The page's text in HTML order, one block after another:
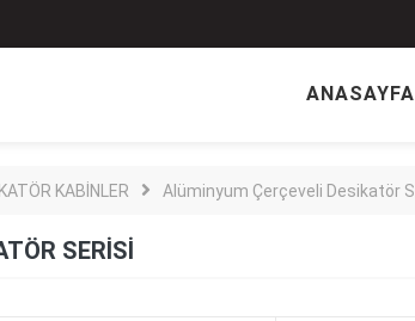
ANASAYFA
KABİNLER Alüminyum Çerçeveli Desikatör
SERISI